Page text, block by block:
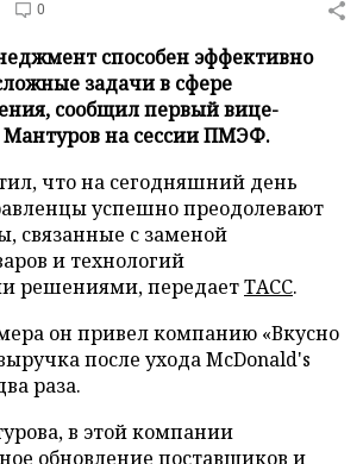
0
способен эффективно
задачи в сфере
сообщил первый вице-
на сессии ПМЭФ.
что на сегодняшний день
успешно преодолевают
связанные с заменой
и технологий
решениями, передаетТАСС.
он привел компанию «Вкусно
после ухода McDonald's
раза.
в этой компании
обновление поставщиков и